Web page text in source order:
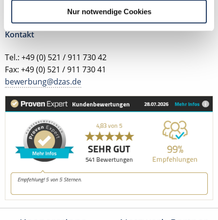
Nur notwendige Cookies
Jetzt zur kostenlosen Stellenanfrage
Kontakt
Tel.: +49 (0) 521 / 911 730 42
Fax: +49 (0) 521 / 911 730 41
bewerbung@dzas.de